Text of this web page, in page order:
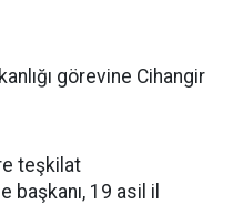
görevine Cihangir
teşkilat
başkanı, 19 asil il